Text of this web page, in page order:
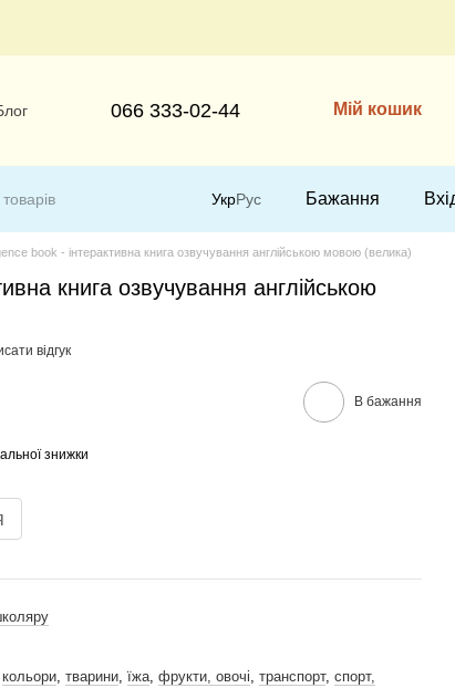
066 333-02-44 Мій кошик
УкрРус Бажання
book - інтерактивна книга озвучування англійською мовою (велика)
книга озвучування англійською
відгук
В бажання
знижки
кольори, тварини, їжа, фрукти, овочі, транспорт, спорт,